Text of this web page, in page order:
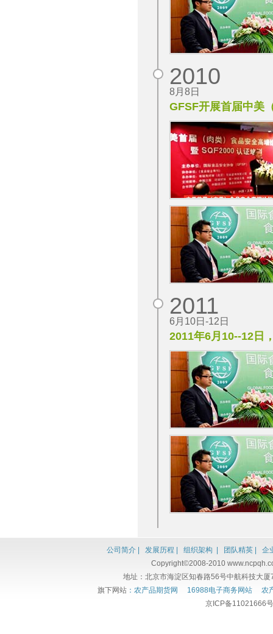
2010
8月8日
GFSF开展首届中美
2011
6月10日-12日
2011年6月10--12日